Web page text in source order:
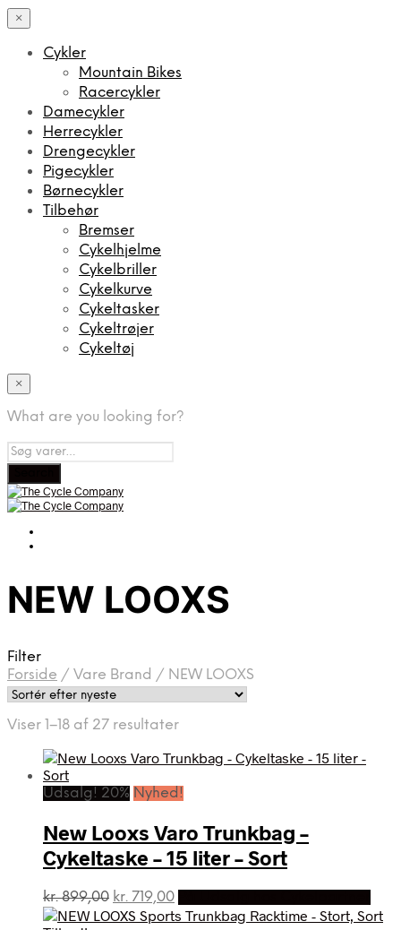
×
Cykler
Mountain Bikes
Racercykler
Damecykler
Herrecykler
Drengecykler
Pigecykler
Børnecykler
Tilbehør
Bremser
Cykelhjelme
Cykelbriller
Cykelkurve
Cykeltasker
Cykeltrøjer
Cykeltøj
×
What are you looking for?
NEW LOOXS
Filter
Forside / Vare Brand / NEW LOOXS
Viser 1–18 af 27 resultaterSorteret
seneste
Udsalg! 20% Nyhed!
New Looxs Varo Trunkbag –
Cykeltaske – 15 liter – Sort
kr.899,00 Den
oprindelige
kr. 719,00Den
aktuelle